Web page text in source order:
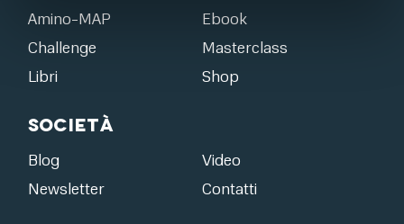
Amino-MAP
Ebook
Challenge
Masterclass
Libri
Shop
Società
Blog
Video
Newsletter
Contatti